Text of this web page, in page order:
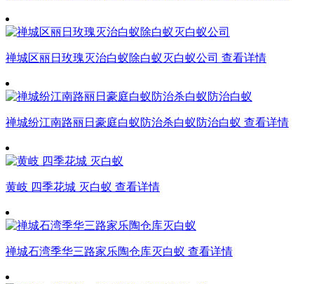
禅城区丽日玫瑰灭治白蚁除白蚁灭白蚁公司 查看详情
禅城纷江南路丽日豪庭白蚁防治杀白蚁防治白蚁 查看详情
黄岐 四季花城 灭白蚁 查看详情
禅城石湾季华三路家乐陶仓库灭白蚁 查看详情